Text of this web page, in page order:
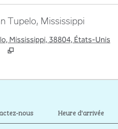
Tupelo, Mississippi
Mississippi, 38804, États-Unis,
nous Heure d'arrivée